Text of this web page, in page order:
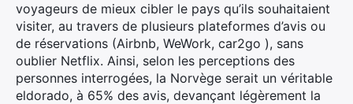
voyageurs de mieux cibler le pays qu’ils souhaitaient
visiter, au travers de plusieurs plateformes d’avis ou
de réservations (Airbnb, WeWork, car2go ), sans
oublier Netflix. Ainsi, selon les perceptions des
personnes interrogées, la Norvège serait un véritable
eldorado, à 65% des avis, devançant légèrement la